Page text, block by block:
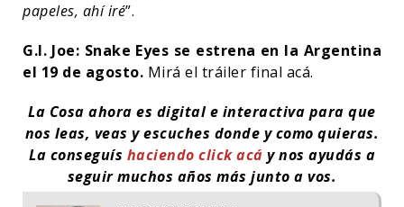
papeles, ahí iré”.
G.I. Joe: Snake Eyes se estrena en la Argentina
el 19 de agosto. Mirá el tráiler final acá.
La Cosa ahora es digital e interactiva para que
nos leas, veas y escuches donde y como quieras.
La conseguís haciendo click acá y nos ayudás a
seguir muchos años más junto a vos.